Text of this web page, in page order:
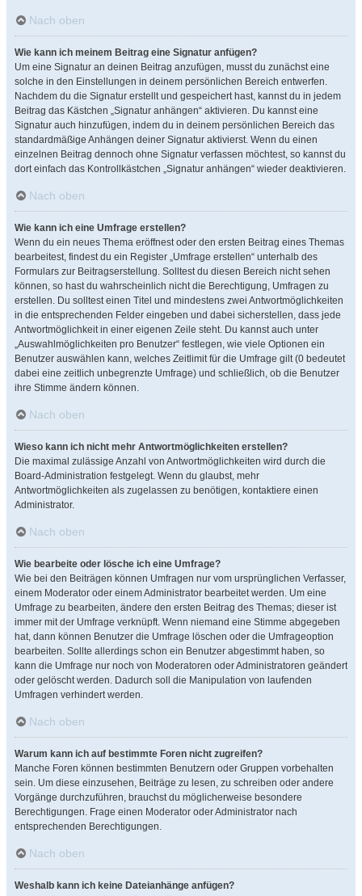
Nach oben
Wie kann ich meinem Beitrag eine Signatur anfügen?
Um eine Signatur an deinen Beitrag anzufügen, musst du zunächst eine
solche in den Einstellungen in deinem persönlichen Bereich entwerfen.
Nachdem du die Signatur erstellt und gespeichert hast, kannst du in jedem
Beitrag das Kästchen „Signatur anhängen“ aktivieren. Du kannst eine
Signatur auch hinzufügen, indem du in deinem persönlichen Bereich das
standardmäßige Anhängen deiner Signatur aktivierst. Wenn du einen
einzelnen Beitrag dennoch ohne Signatur verfassen möchtest, so kannst du
dort einfach das Kontrollkästchen „Signatur anhängen“ wieder deaktivieren.
Nach oben
Wie kann ich eine Umfrage erstellen?
Wenn du ein neues Thema eröffnest oder den ersten Beitrag eines Themas
bearbeitest, findest du ein Register „Umfrage erstellen“ unterhalb des
Formulars zur Beitragserstellung. Solltest du diesen Bereich nicht sehen
können, so hast du wahrscheinlich nicht die Berechtigung, Umfragen zu
erstellen. Du solltest einen Titel und mindestens zwei Antwortmöglichkeiten
in die entsprechenden Felder eingeben und dabei sicherstellen, dass jede
Antwortmöglichkeit in einer eigenen Zeile steht. Du kannst auch unter
„Auswahlmöglichkeiten pro Benutzer“ festlegen, wie viele Optionen ein
Benutzer auswählen kann, welches Zeitlimit für die Umfrage gilt (0 bedeutet
dabei eine zeitlich unbegrenzte Umfrage) und schließlich, ob die Benutzer
ihre Stimme ändern können.
Nach oben
Wieso kann ich nicht mehr Antwortmöglichkeiten erstellen?
Die maximal zulässige Anzahl von Antwortmöglichkeiten wird durch die
Board-Administration festgelegt. Wenn du glaubst, mehr
Antwortmöglichkeiten als zugelassen zu benötigen, kontaktiere einen
Administrator.
Nach oben
Wie bearbeite oder lösche ich eine Umfrage?
Wie bei den Beiträgen können Umfragen nur vom ursprünglichen Verfasser,
einem Moderator oder einem Administrator bearbeitet werden. Um eine
Umfrage zu bearbeiten, ändere den ersten Beitrag des Themas; dieser ist
immer mit der Umfrage verknüpft. Wenn niemand eine Stimme abgegeben
hat, dann können Benutzer die Umfrage löschen oder die Umfrageoption
bearbeiten. Sollte allerdings schon ein Benutzer abgestimmt haben, so
kann die Umfrage nur noch von Moderatoren oder Administratoren geändert
oder gelöscht werden. Dadurch soll die Manipulation von laufenden
Umfragen verhindert werden.
Nach oben
Warum kann ich auf bestimmte Foren nicht zugreifen?
Manche Foren können bestimmten Benutzern oder Gruppen vorbehalten
sein. Um diese einzusehen, Beiträge zu lesen, zu schreiben oder andere
Vorgänge durchzuführen, brauchst du möglicherweise besondere
Berechtigungen. Frage einen Moderator oder Administrator nach
entsprechenden Berechtigungen.
Nach oben
Weshalb kann ich keine Dateianhänge anfügen?